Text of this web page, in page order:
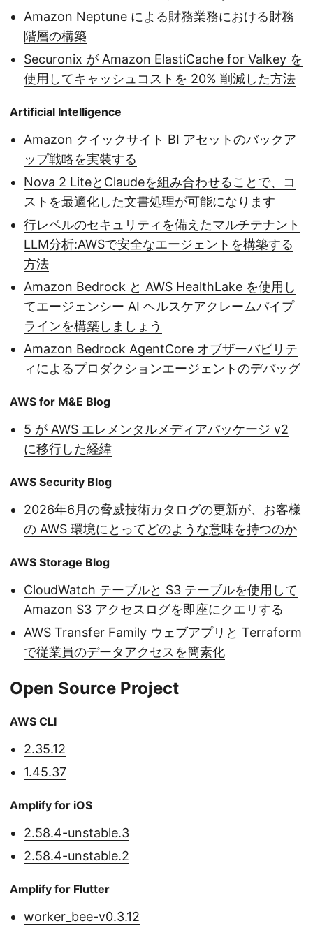
Amazon Neptune による財務業務における財務
階層の構築
Securonix が Amazon ElastiCache for Valkey を
使用してキャッシュコストを 20% 削減した方法
Artificial Intelligence
Amazon クイックサイト BI アセットのバックア
ップ戦略を実装する
Nova 2 LiteとClaudeを組み合わせることで、コ
ストを最適化した文書処理が可能になります
行レベルのセキュリティを備えたマルチテナント
LLM分析:AWSで安全なエージェントを構築する
方法
Amazon Bedrock と AWS HealthLake を使用し
てエージェンシー AI ヘルスケアクレームパイプ
ラインを構築しましょう
Amazon Bedrock AgentCore オブザーバビリテ
ィによるプロダクションエージェントのデバッグ
AWS for M&E Blog
5 が AWS エレメンタルメディアパッケージ v2
に移行した経緯
AWS Security Blog
2026年6月の脅威技術カタログの更新が、お客様
の AWS 環境にとってどのような意味を持つのか
AWS Storage Blog
CloudWatch テーブルと S3 テーブルを使用して
Amazon S3 アクセスログを即座にクエリする
AWS Transfer Family ウェブアプリと Terraform
で従業員のデータアクセスを簡素化
Open Source Project
AWS CLI
2.35.12
1.45.37
Amplify for iOS
2.58.4-unstable.3
2.58.4-unstable.2
Amplify for Flutter
worker_bee-v0.3.12